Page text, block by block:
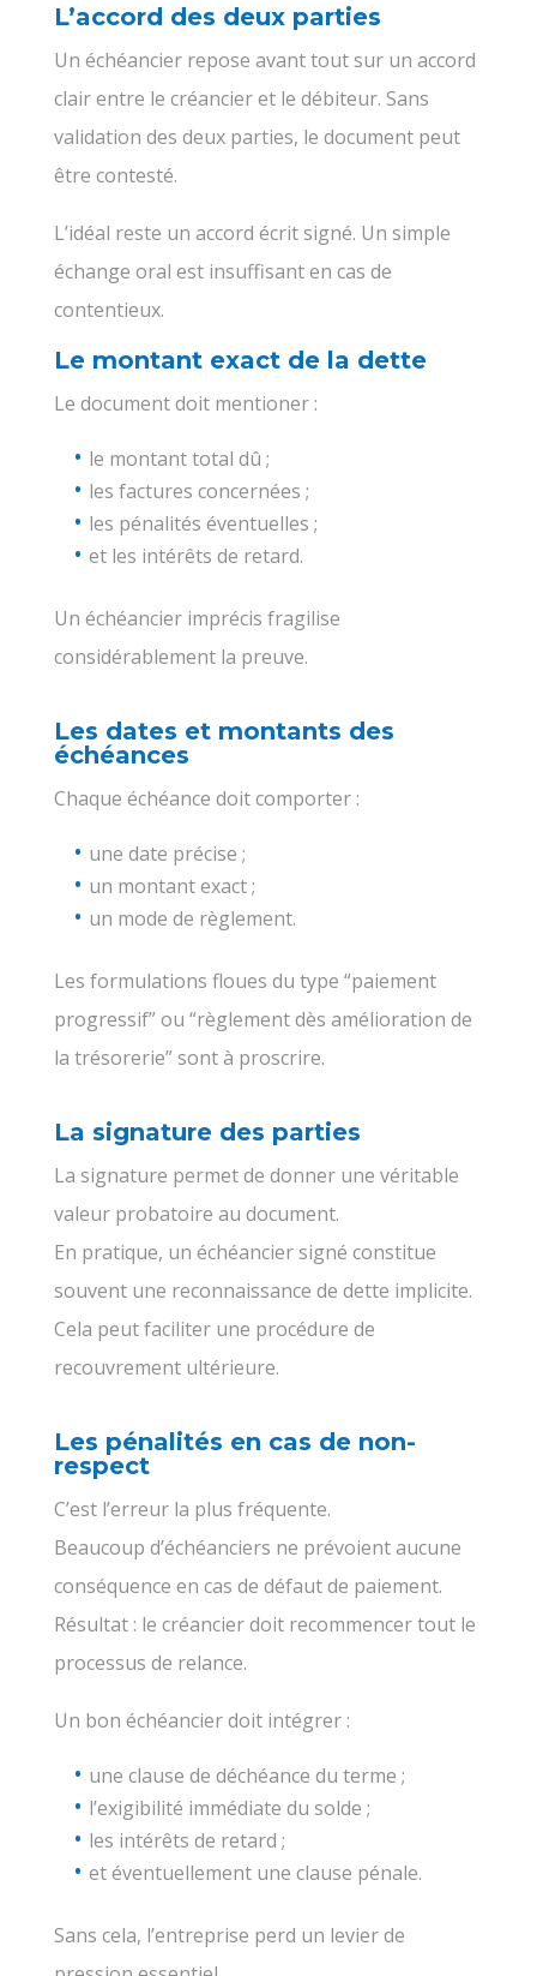
L’accord des deux parties
Un échéancier repose avant tout sur un accord
clair entre le créancier et le débiteur. Sans
validation des deux parties, le document peut
être contesté.
L’idéal reste un accord écrit signé. Un simple
échange oral est insuffisant en cas de
contentieux.
Le montant exact de la dette
Le document doit mentioner :
le montant total dû ;
les factures concernées ;
les pénalités éventuelles ;
et les intérêts de retard.
Un échéancier imprécis fragilise
considérablement la preuve.
Les dates et montants des
échéances
Chaque échéance doit comporter :
une date précise ;
un montant exact ;
un mode de règlement.
Les formulations floues du type “paiement
progressif” ou “règlement dès amélioration de
la trésorerie” sont à proscrire.
La signature des parties
La signature permet de donner une véritable
valeur probatoire au document.
En pratique, un échéancier signé constitue
souvent une reconnaissance de dette implicite.
Cela peut faciliter une procédure de
recouvrement ultérieure.
Les pénalités en cas de non-
respect
C’est l’erreur la plus fréquente.
Beaucoup d’échéanciers ne prévoient aucune
conséquence en cas de défaut de paiement.
Résultat : le créancier doit recommencer tout le
processus de relance.
Un bon échéancier doit intégrer :
une clause de déchéance du terme ;
l’exigibilité immédiate du solde ;
les intérêts de retard ;
et éventuellement une clause pénale.
Sans cela, l’entreprise perd un levier de